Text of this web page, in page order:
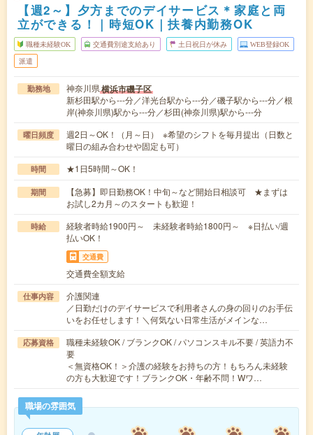
【週2～】夕方までのデイサービス＊家庭と両
立ができる！｜時短OK｜扶養内勤務OK
職種未経験OK 交通費別途支給あり 土日祝日が休み WEB登録OK
派遣
勤務地 神奈川県横浜市磯子区
新杉田駅から---分／洋光台駅から---分／磯子駅から---分／根
岸(神奈川県)駅から---分／杉田(神奈川県)駅から---分
曜日頻度
週2日～OK！（月～日） ※希望のシフトを毎月提出（日数と
曜日の組み合わせや固定も可）
時間 ★1日5時間～OK！
期間
【急募】即日勤務OK！中旬～など開始日相談可 ★まずは
お試し2カ月～のスタートも歓迎！
時給
経験者時給1900円～ 未経験者時給1800円～ ※日払い/週
払いOK！
交通費
交通費全額支給
仕事内容
介護関連
／日勤だけのデイサービスで利用者さんの身の回りのお手伝
いをお任せします！＼何気ない日常生活がメインな…
応募資格
職種未経験OK / ブランクOK / パソコンスキル不要 / 英語力不
要
＜無資格OK！＞介護の経験をお持ちの方！もちろん未経験
の方も大歓迎です！ブランクOK・年齢不問！Wワ…
職場の雰囲気